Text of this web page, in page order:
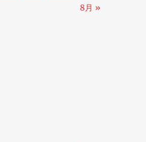
8月 »